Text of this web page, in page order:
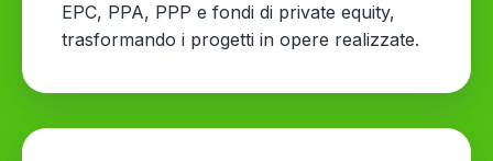
EPC, PPA, PPP e fondi di private equity,
trasformando i progetti in opere realizzate.